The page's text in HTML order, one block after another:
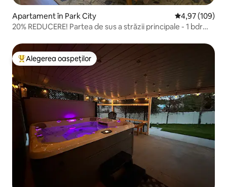
Apartament în Park City Scor mediu de
4,97 (109)
20% REDUCERE! Partea de sus a străzii principale - 1 bdrm,
Locuință din topul categoriei Alegerea oaspeților
Alegerea oaspeților